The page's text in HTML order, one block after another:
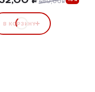
В КОРЗИНУ